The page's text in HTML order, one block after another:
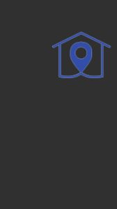
Caractéristiques
Vente